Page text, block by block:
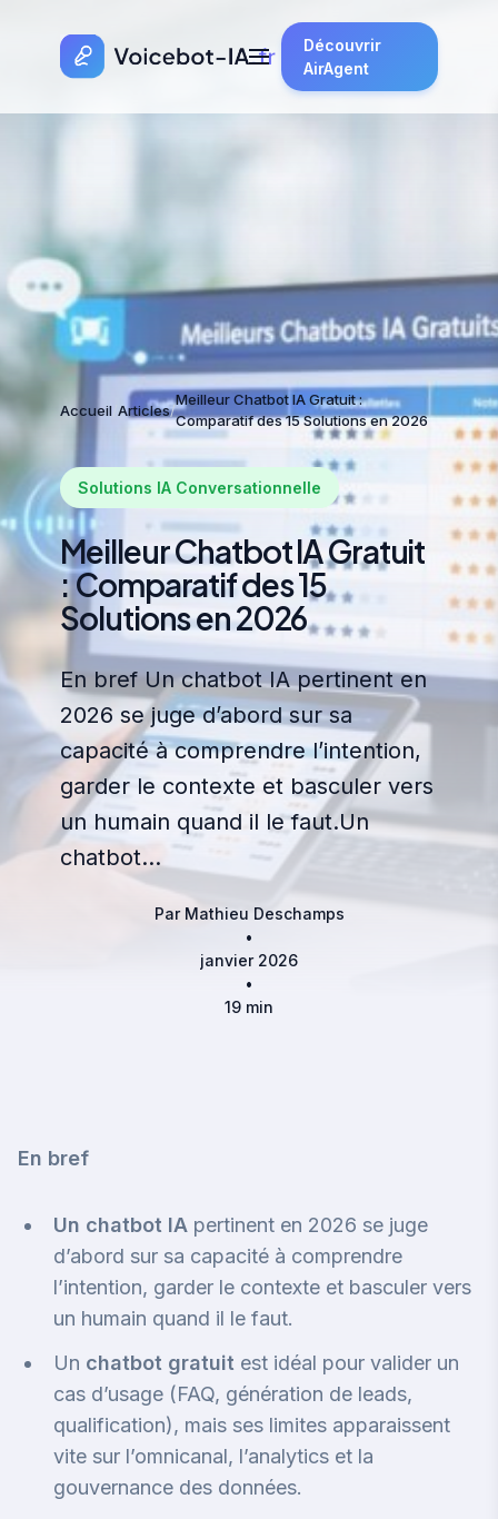
Découvrir
AirAgent
Accueil /Articles/
Meilleur Chatbot IA Gratuit :
Comparatif des 15 Solutions en 2026
Solutions IA Conversationnelle
Meilleur Chatbot IA Gratuit
: Comparatif des 15
Solutions en 2026
En bref Un chatbot IA pertinent en
2026 se juge d’abord sur sa
capacité à comprendre l’intention,
garder le contexte et basculer vers
un humain quand il le faut.Un
chatbot…
Par Mathieu Deschamps
•
janvier 2026
•
19 min
En bref
Un chatbot IA pertinent en 2026 se juge
d’abord sur sa capacité à comprendre
l’intention, garder le contexte et basculer vers
un humain quand il le faut.
Un chatbot gratuit est idéal pour valider un
cas d’usage (FAQ, génération de leads,
qualification), mais ses limites apparaissent
vite sur l’omnicanal, l’analytics et la
gouvernance des données.